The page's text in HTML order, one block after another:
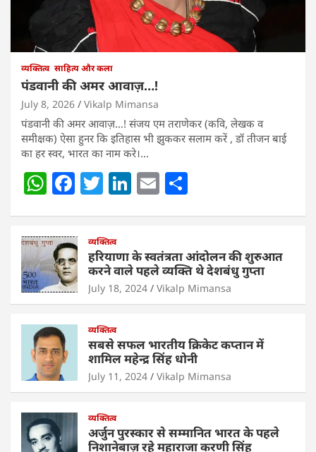
व्यक्तित्व साहित्य और कला
पंडवानी की अमर आवाज़…!
July 8, 2026 Vikalp Mimansa
पंडवानी की अमर आवाज़…! संजय एम तराणेकर (कवि, लेखक व
समीक्षक) ऐसा हुनर कि इतिहास भी झुककर सलाम करें , डॉ तीजन बाई
का हर स्वर, भारत का नाम करे।…
W
at
s
A
p
p
F
c
e
b
o
o
T
er
Li
e
dI
n
E
l e
व्यक्तित्व
हरियाणा के स्वतंत्रता आंदोलन की शुरुआत
करने वाले पहले व्यक्ति थे देशबंधु गुप्ता
July 18, 2024 Vikalp Mimansa
व्यक्तित्व
सबसे सफल भारतीय क्रिकेट कप्तान में
शामिल महेन्द्र सिंह धोनी
July 11, 2024 Vikalp Mimansa
व्यक्तित्व
अर्जुन पुरस्कार से सम्मानित भारत के पहले
निशानेबाज़ रहे महाराजा करणी सिंह